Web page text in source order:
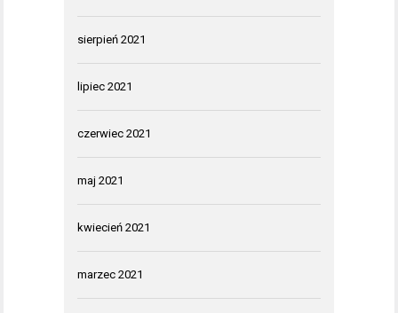
sierpień 2021
lipiec 2021
czerwiec 2021
maj 2021
kwiecień 2021
marzec 2021